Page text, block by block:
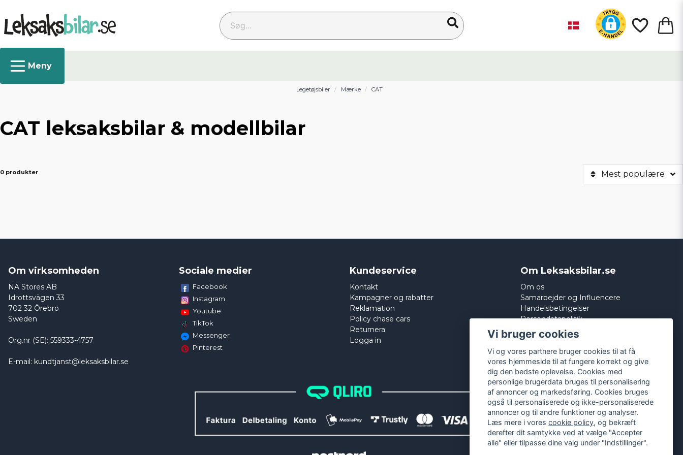
Søg...
Legetøjsbiler Mærke CAT
CAT leksaksbilar & modellbilar
0 produkter Mest populære
Om virksomheden
NA Stores AB
Idrottsvägen 33
702 32 Örebro
Sweden
Org.nr (SE): 559333-4757
E-mail: kundtjanst@leksaksbilar.se
Sociale medier
Facebook
Instagram
Youtube
TikTok
Messenger
Pinterest
Kundeservice
Kontakt
Kampagner og rabatter
Reklamation
Policy chase cars
Returnera
Logga in
Om Leksaksbilar.se
Om os
Samarbejder og Influencere
Handelsbetingelser
Persondatapolitik
Cookies
Vi bruger cookies
Vi og vores partnere bruger cookies til at få
vores hjemmeside til at fungere korrekt og give
dig den bedste oplevelse. Cookies med
personlige brugerdata bruges til personalisering
af annoncer og markedsføring. Cookies bruges
også til personaliserede og ikke-personaliserede
annoncer og til andre funktioner og analyser.
Læs mere i vorescookie policy, og bekræft
derefter dit samtykke ved at vælge "Accepter
alle" eller tilpasse dine valg under "Indstillinger".